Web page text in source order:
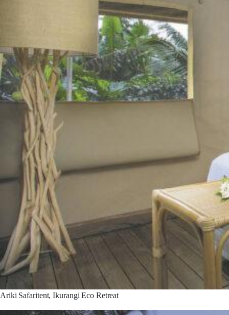
Ariki Safaritent, Ikurangi Eco Retreat